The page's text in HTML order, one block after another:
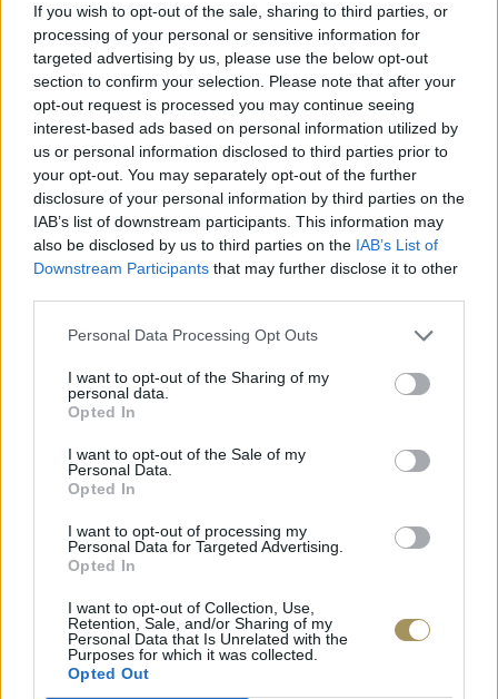
If you wish to opt-out of the sale, sharing to third parties, or
processing of your personal or sensitive information for
targeted advertising by us, please use the below opt-out
section to confirm your selection. Please note that after your
opt-out request is processed you may continue seeing
interest-based ads based on personal information utilized by
us or personal information disclosed to third parties prior to
your opt-out. You may separately opt-out of the further
disclosure of your personal information by third parties on the
IAB’s list of downstream participants. This information may
also be disclosed by us to third parties on the IAB’s List of
Downstream Participants that may further disclose it to other
Personal Data Processing Opt Outs
I want to opt-out of the Sharing of my
personal data.
Opted In
I want to opt-out of the Sale of my
Personal Data.
Opted In
I want to opt-out of processing my
Personal Data for Targeted Advertising.
Opted In
I want to opt-out of Collection, Use,
Retention, Sale, and/or Sharing of my
Personal Data that Is Unrelated with the
Purposes for which it was collected.
Opted Out
Επιλογές Που Ταιριάζουν
Ανακαλύψτε τα κοσμήματα που αγαπήθηκαν περισσότερο!
Εδώ θα βρείτε τις κορυφαίες επιλογές που ξεχωρίζουν για
το μοναδικό τους στυλ και την εξαιρετική τους ποιότητα.
ΧΡΥΣΌΣ 18 ΚΑΡΑΤΊΩΝ -10%
ΔΙΑΜΆΝΤΙ 0.35CT
€1.737€